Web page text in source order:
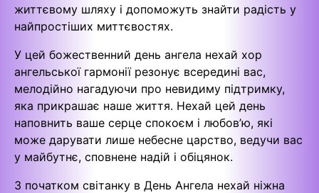
життєвому шляху і допоможуть знайти радість у
найпростіших миттєвостях.
У цей божественний день ангела нехай хор
ангельської гармонії резонує всередині вас,
мелодійно нагадуючи про невидиму підтримку,
яка прикрашає наше життя. Нехай цей день
наповнить ваше серце спокоєм і любов’ю, які
може дарувати лише небесне царство, ведучи вас
у майбутнє, сповнене надій і обіцянок.
З початком світанку в День Ангела нехай ніжна